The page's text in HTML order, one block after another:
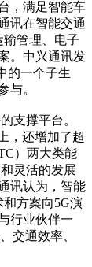
，满足智能车
讯在智能交通
管理、电子
。中兴通讯发
的一个子生
与。
支撑平台。
，还增加了超
）两大类能
灵活的发展
讯认为，智能
方案向5G演
行业伙伴一
交通效率、